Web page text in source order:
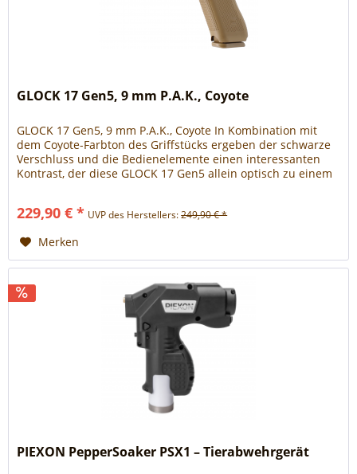
GLOCK 17 Gen5, 9 mm P.A.K., Coyote
GLOCK 17 Gen5, 9 mm P.A.K., Coyote In Kombination mit
dem Coyote-Farbton des Griffstücks ergeben der schwarze
Verschluss und die Bedienelemente einen interessanten
Kontrast, der diese GLOCK 17 Gen5 allein optisch zu einem
Fertigung hat sie auch technisch einiges vorzuweisen.
229,90 € * UVP des Herstellers:249,90 € *
Merken
PIEXON PepperSoaker PSX1 – Tierabwehrgerät